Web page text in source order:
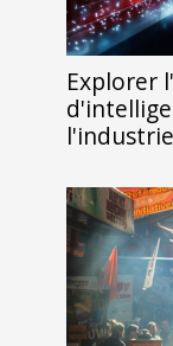
Explorer